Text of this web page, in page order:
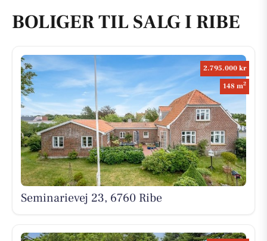
BOLIGER TIL SALG I RIBE
2.795.000 kr
148 m2
Seminarievej 23, 6760 Ribe